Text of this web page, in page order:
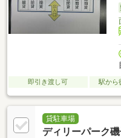
即引き渡し可 駅から
貸駐車場
ディリーパーク